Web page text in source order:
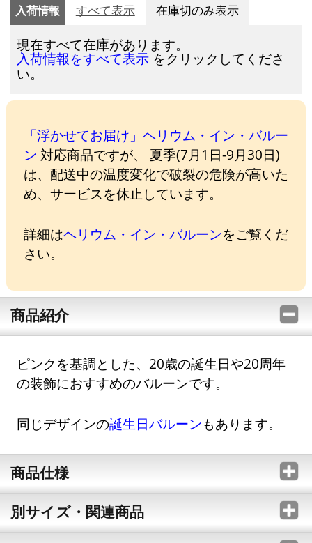
入荷情報 すべて表示 在庫切のみ表示
現在すべて在庫があります。
入荷情報をすべて表示 をクリックしてくださ
い。
「浮かせてお届け」ヘリウム・イン・バルー
ン 対応商品ですが、 夏季(7月1日-9月30日)
は、配送中の温度変化で破裂の危険が高いた
め、サービスを休止しています。
詳細はヘリウム・イン・バルーンをご覧くだ
さい。
商品紹介
ピンクを基調とした、20歳の誕生日や20周年
の装飾におすすめのバルーンです。
同じデザインの誕生日バルーンもあります。
商品仕様
別サイズ・関連商品